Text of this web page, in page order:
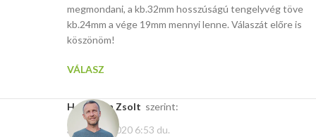
megmondani, a kb.32mm hosszúságú tengelyvég töve
kb.24mm a vége 19mm mennyi lenne. Válaszát előre is
köszönöm!
VÁLASZ
Hoffmann Zsolt szerint:
április 16, 2020 6:53 du.